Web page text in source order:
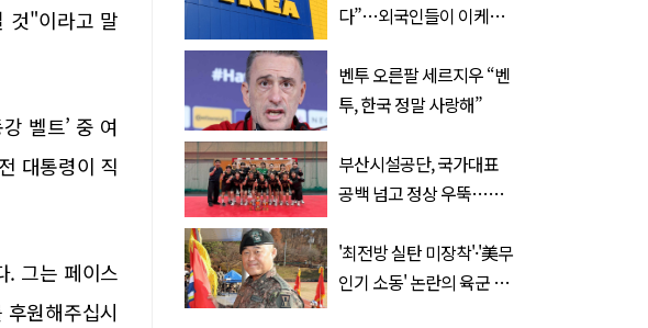
것"이라고 말
벨트’ 중 여
대통령이 직
. 그는 페이스
원해주십시
다”…외국인들이 이케아
식 3종
벤투 오른팔 세르지우 “벤
투, 한국 정말 사랑해”
부산시설공단, 국가대표
공백 넘고 정상 우뚝…디
'최전방 실탄 미장착'·'美무
인기 소동' 논란의 육군 1